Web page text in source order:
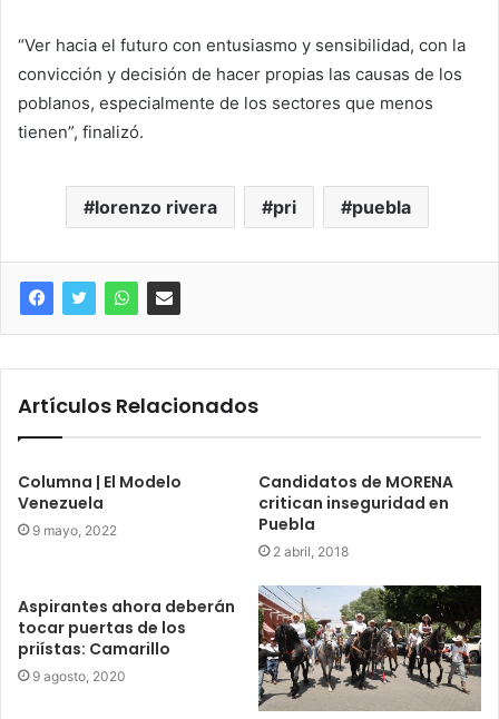
“Ver hacia el futuro con entusiasmo y sensibilidad, con la
convicción y decisión de hacer propias las causas de los
poblanos, especialmente de los sectores que menos
tienen”, finalizó.
lorenzo rivera pri puebla
Artículos Relacionados
Columna | El Modelo
Venezuela
9 mayo, 2022
Candidatos de MORENA
critican inseguridad en
Puebla
2 abril, 2018
Aspirantes ahora deberán
tocar puertas de los
priístas: Camarillo
9 agosto, 2020